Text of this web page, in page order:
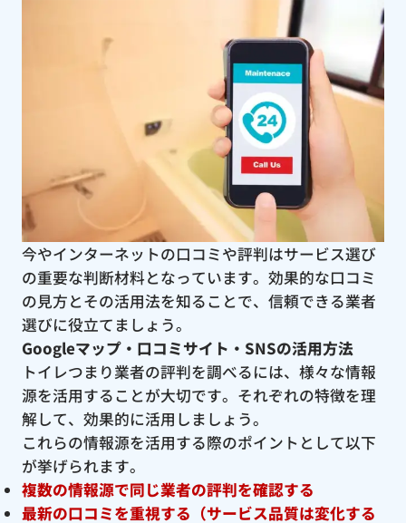
今やインターネットの口コミや評判はサービス選び
の重要な判断材料となっています。効果的な口コミ
の見方とその活用法を知ることで、信頼できる業者
選びに役立てましょう。
Googleマップ・口コミサイト・SNSの活用方法
トイレつまり業者の評判を調べるには、様々な情報
源を活用することが大切です。それぞれの特徴を理
解して、効果的に活用しましょう。
これらの情報源を活用する際のポイントとして以下
が挙げられます。
複数の情報源で同じ業者の評判を確認する
最新の口コミを重視する（サービス品質は変化する